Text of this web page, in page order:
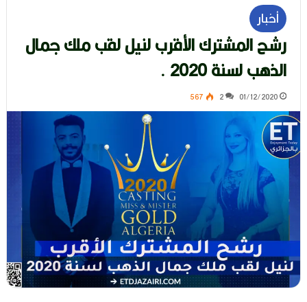
أخبار
رشح المشترك الأقرب لنيل لقب ملك جمال
الذهب لسنة 2020 .
01/12/2020
2
567